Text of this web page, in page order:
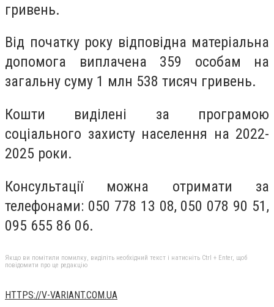
гривень.
Від початку року відповідна матеріальна
допомога виплачена 359 особам на
загальну суму 1 млн 538 тисяч гривень.
Кошти виділені за програмою
соціального захисту населення на 2022-
2025 роки.
Консультації можна отримати за
телефонами: 050 778 13 08, 050 078 90 51,
095 655 86 06.
Якщо ви помітили помилку, виділіть необхідний текст і натисніть Ctrl + Enter, щоб
повідомити про це редакцію
HTTPS://V-VARIANT.COM.UA